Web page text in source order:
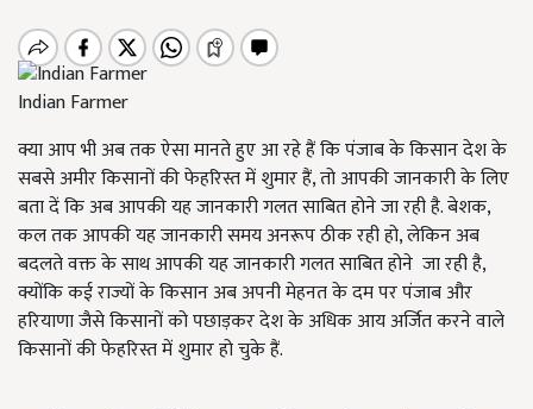
Indian Farmer
क्या आप भी अब तक ऐसा मानते हुए आ रहे हैं कि पंजाब के किसान देश के
सबसे अमीर किसानों की फेहरिस्त में शुमार हैं, तो आपकी जानकारी के लिए
बता दें कि अब आपकी यह जानकारी गलत साबित होने जा रही है. बेशक,
कल तक आपकी यह जानकारी समय अनरूप ठीक रही हो, लेकिन अब
बदलते वक्त के साथ आपकी यह जानकारी गलत साबित होने जा रही है,
क्योंकि कई राज्यों के किसान अब अपनी मेहनत के दम पर पंजाब और
हरियाणा जैसे किसानों को पछाड़कर देश के अधिक आय अर्जित करने वाले
किसानों की फेहरिस्त में शुमार हो चुके हैं.